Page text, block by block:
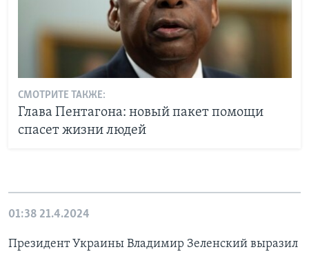
СМОТРИТЕ ТАКЖЕ:
Глава Пентагона: новый пакет помощи
спасет жизни людей
01:38 21.4.2024
Президент Украины Владимир Зеленский выразил